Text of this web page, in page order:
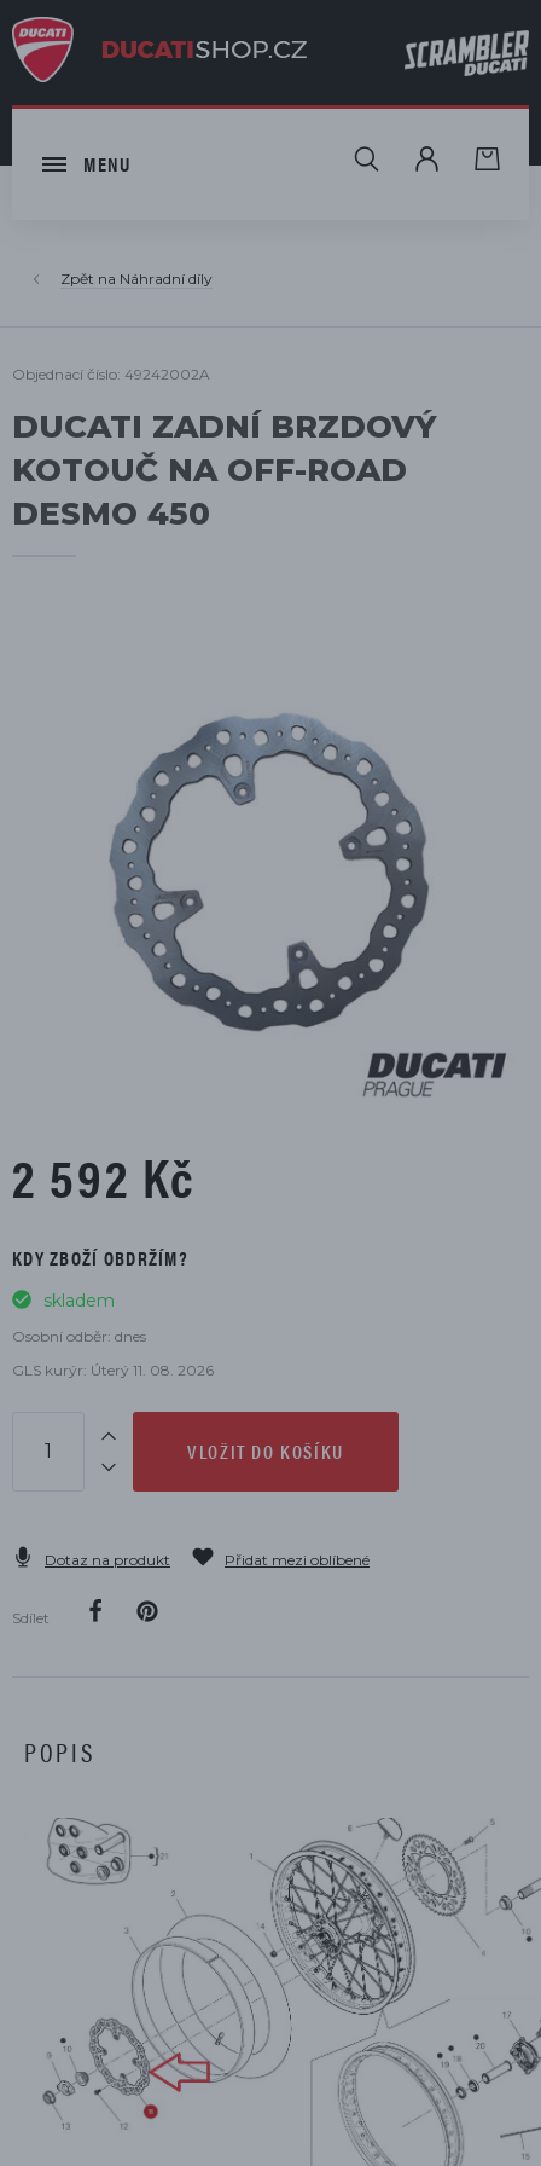
MENU HLEDAT
Náhradní díly
Objednací číslo: 49242002A
DUCATI ZADNÍ BRZDOVÝ
KOTOUČ NA OFF-ROAD
DESMO 450
2 592 Kč
KDY ZBOŽÍ OBDRŽÍM?
skladem
Osobní odběr: dnes
GLS kurýr: Úterý 11. 08. 2026
VLOŽIT DO KOŠÍKU
Dotaz na produkt Přidat mezi oblíbené
Sdílet
POPIS